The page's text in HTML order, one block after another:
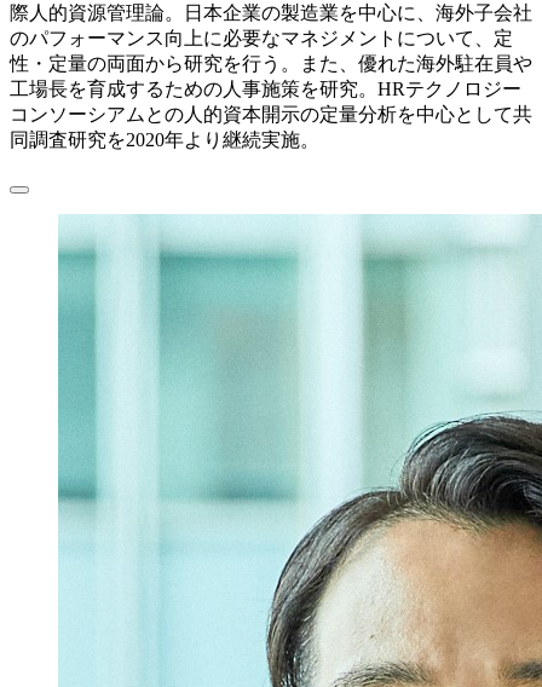
際人的資源管理論。日本企業の製造業を中心に、海外子会社
のパフォーマンス向上に必要なマネジメントについて、定
性・定量の両面から研究を行う。また、優れた海外駐在員や
工場長を育成するための人事施策を研究。HRテクノロジー
コンソーシアムとの人的資本開示の定量分析を中心として共
同調査研究を2020年より継続実施。